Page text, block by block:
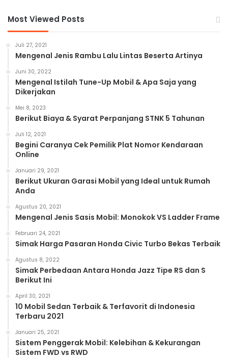
Most Viewed Posts
Juli 27, 2021
Mengenal Jenis Rambu Lalu Lintas Beserta Artinya
Juni 30, 2022
Mengenal Istilah Tune-Up Mobil & Apa Saja yang
Dikerjakan
Mei 8, 2023
Berikut Biaya & Syarat Perpanjang STNK 5 Tahunan
Juli 12, 2021
Begini Caranya Cek Pemilik Plat Nomor Kendaraan
Online
Januari 29, 2021
Berikut Ukuran Garasi Mobil yang Ideal untuk Rumah
Anda
Agustus 20, 2021
Mengenal Jenis Sasis Mobil: Monokok VS Ladder Frame
Februari 24, 2021
Simak Harga Pasaran Honda Civic Turbo Bekas Terbaik
Agustus 8, 2022
Simak Perbedaan Antara Honda Jazz Tipe RS dan S
Berikut Ini
April 30, 2021
10 Mobil Sedan Terbaik & Terfavorit di Indonesia
Terbaru 2021
Januari 25, 2021
Sistem Penggerak Mobil: Kelebihan & Kekurangan
Sistem FWD vs RWD